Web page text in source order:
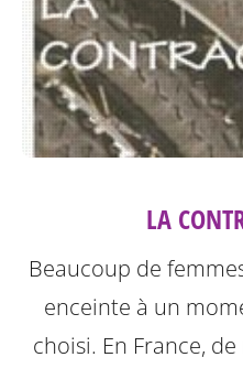
LA
Beaucoup de
enceinte à un
choisi. En France,